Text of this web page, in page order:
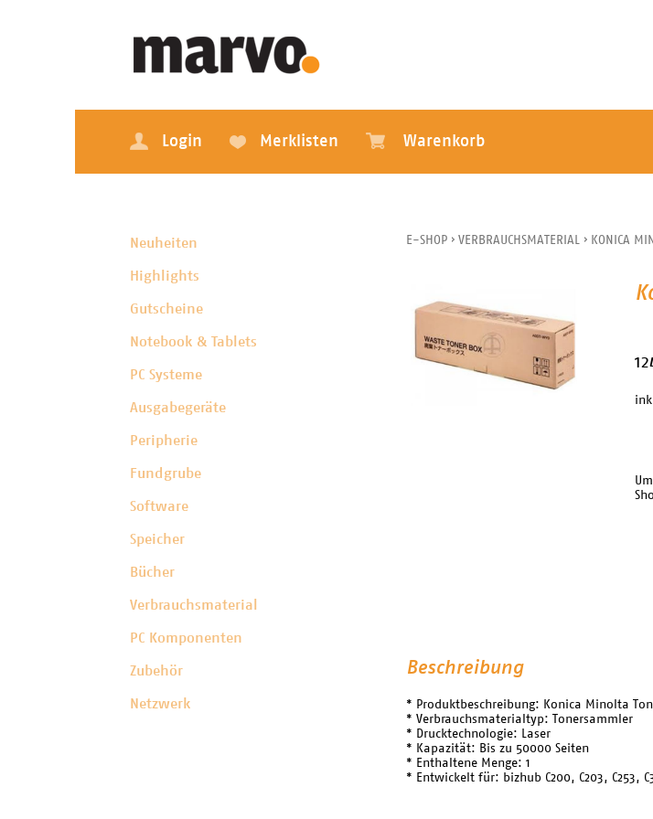
Login Merklisten Warenkorb
Neuheiten
Highlights
Gutscheine
Notebook & Tablets
PC Systeme
Ausgabegeräte
Peripherie
Fundgrube
Software
Speicher
Bücher
Verbrauchsmaterial
PC Komponenten
Zubehör
Netzwerk
E-SHOP › VERBRAUCHSMATERIAL › KONICA
Beschreibung
* Produktbeschreibung: Konica Minolta
* Verbrauchsmaterialtyp: Tonersammler
* Drucktechnologie: Laser
* Kapazität: Bis zu 50000 Seiten
* Enthaltene Menge: 1
* Entwickelt für: bizhub C200, C203, C253,